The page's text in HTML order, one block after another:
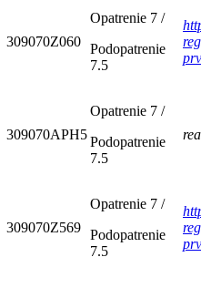
309070Z060
Opatrenie 7 /
Podopatrenie
7.5
309070APH5
Opatrenie 7 /
Podopatrenie
7.5
309070Z569
Opatrenie 7 /
Podopatrenie
7.5